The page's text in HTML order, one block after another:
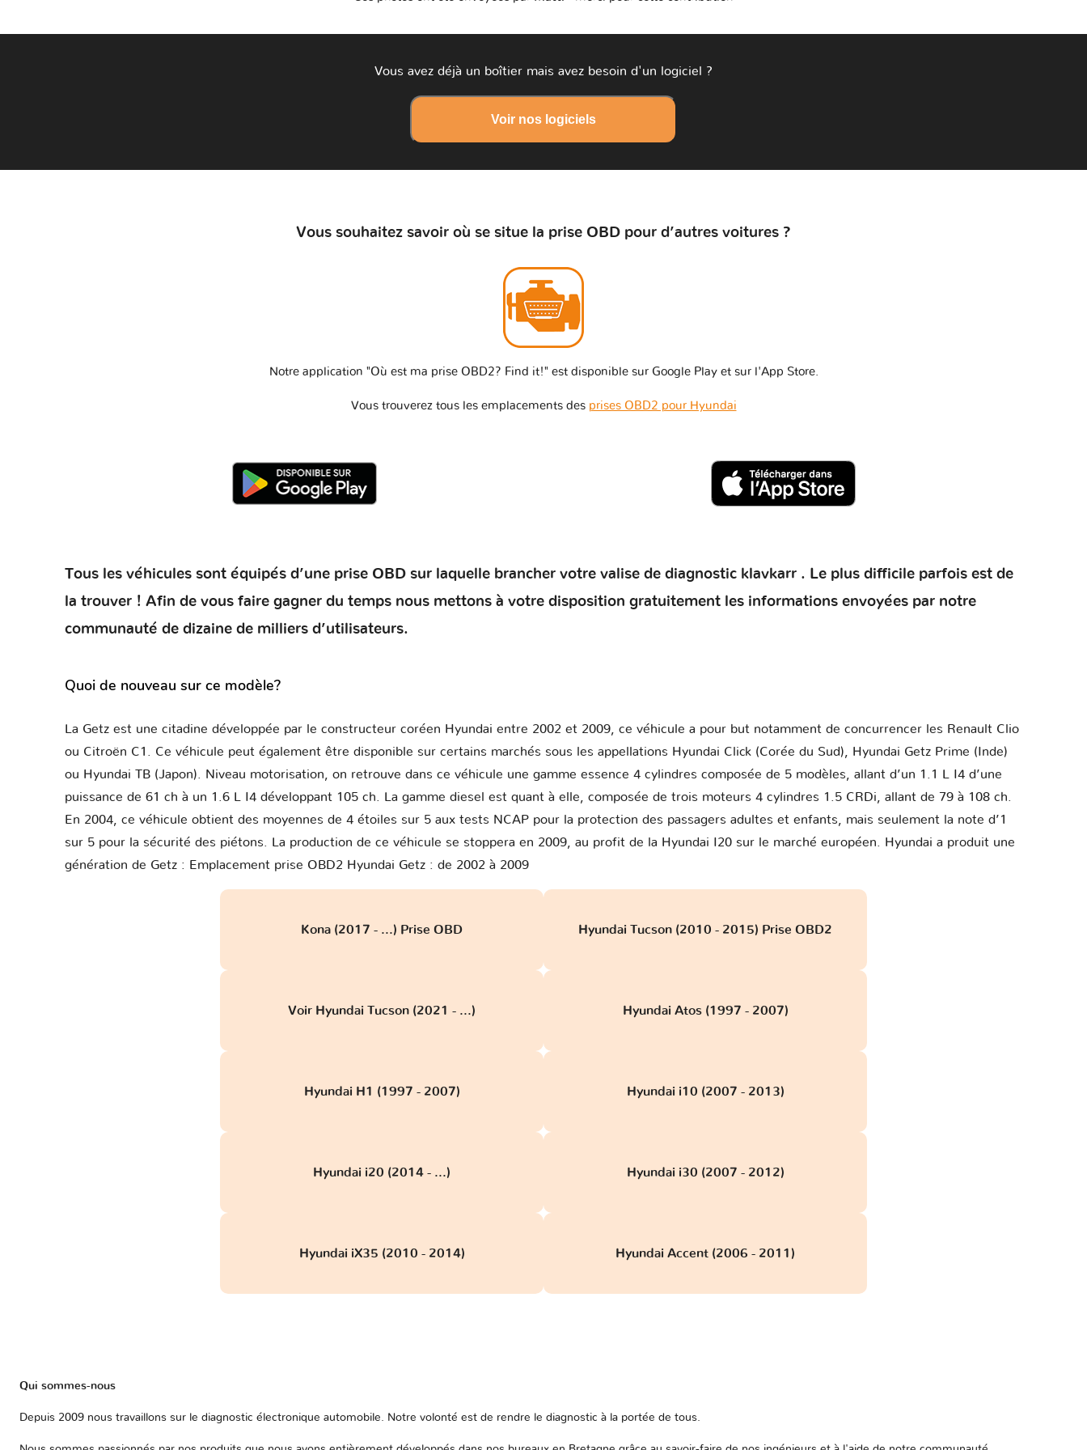
Vous avez déjà un boîtier mais avez besoin d'un logiciel ?
Voir nos logiciels
Vous souhaitez savoir où se situe la prise OBD pour d’autres voitures ?
Notre application "Où est ma prise OBD2? Find it!" est disponible sur Google Play et sur l'App Store.
Vous trouverez tous les emplacements des prises OBD2 pour Hyundai
Tous les véhicules sont équipés d’une prise OBD sur laquelle brancher votre valise de diagnostic klavkarr . Le plus difficile parfois est de
la trouver ! Afin de vous faire gagner du temps nous mettons à votre disposition gratuitement les informations envoyées par notre
communauté de dizaine de milliers d’utilisateurs.
Quoi de nouveau sur ce modèle?
La Getz est une citadine développée par le constructeur coréen Hyundai entre 2002 et 2009, ce véhicule a pour but notamment de concurrencer les Renault Clio
ou Citroën C1. Ce véhicule peut également être disponible sur certains marchés sous les appellations Hyundai Click (Corée du Sud), Hyundai Getz Prime (Inde)
ou Hyundai TB (Japon). Niveau motorisation, on retrouve dans ce véhicule une gamme essence 4 cylindres composée de 5 modèles, allant d’un 1.1 L I4 d’une
puissance de 61 ch à un 1.6 L I4 développant 105 ch. La gamme diesel est quant à elle, composée de trois moteurs 4 cylindres 1.5 CRDi, allant de 79 à 108 ch.
En 2004, ce véhicule obtient des moyennes de 4 étoiles sur 5 aux tests NCAP pour la protection des passagers adultes et enfants, mais seulement la note d’1
sur 5 pour la sécurité des piétons. La production de ce véhicule se stoppera en 2009, au profit de la Hyundai I20 sur le marché européen. Hyundai a produit une
génération de Getz : Emplacement prise OBD2 Hyundai Getz : de 2002 à 2009
Kona (2017 - ...) Prise OBD Hyundai Tucson (2010 - 2015) Prise OBD2
Voir Hyundai Tucson (2021 - ...) Hyundai Atos (1997 - 2007)
Hyundai H1 (1997 - 2007) Hyundai i10 (2007 - 2013)
Hyundai i20 (2014 - ...) Hyundai i30 (2007 - 2012)
Hyundai iX35 (2010 - 2014) Hyundai Accent (2006 - 2011)
Qui sommes-nous
Depuis 2009 nous travaillons sur le diagnostic électronique automobile. Notre volonté est de rendre le diagnostic à la portée de tous.